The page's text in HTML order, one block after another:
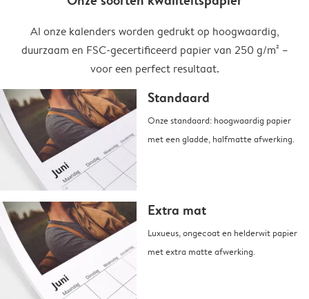
Al onze kalenders worden gedrukt op hoogwaardig,
duurzaam en FSC-gecertificeerd papier van 250 g/m² –
voor een perfect resultaat.
Standaard
Onze standaard: hoogwaardig papier
met een gladde, halfmatte afwerking.
Extra mat
Luxueus, ongecoat en helderwit papier
met extra matte afwerking.